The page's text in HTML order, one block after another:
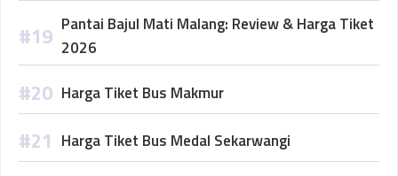
Pantai Bajul Mati Malang: Review & Harga Tiket
2026
Harga Tiket Bus Makmur
Harga Tiket Bus Medal Sekarwangi